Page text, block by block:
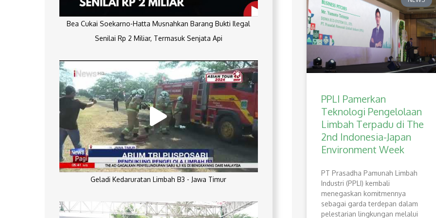
Bea Cukai Soekarno-Hatta Musnahkan Barang Bukti Ilegal
Senilai Rp 2 Miliar, Termasuk Senjata Api
Geladi Kedaruratan Limbah B3 - Jawa Timur
PPLI Pamerkan
Teknologi Pengelolaan
Limbah Terpadu di The
2nd Indonesia-Japan
Environment Week
PT Prasadha Pamunah Limbah
Industri (PPLI) kembali
menegaskan komitmennya
sebagai garda terdepan dalam
pelestarian lingkungan melalui